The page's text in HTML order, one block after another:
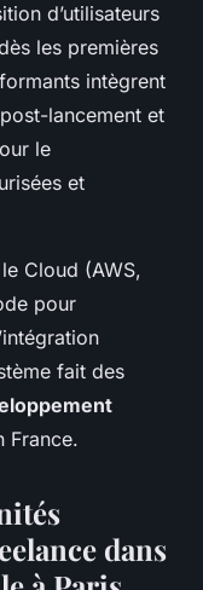
d’utilisateurs
les premières
intègrent
lancement et
le
et
Cloud (AWS,
pour
fait des
France.
dans